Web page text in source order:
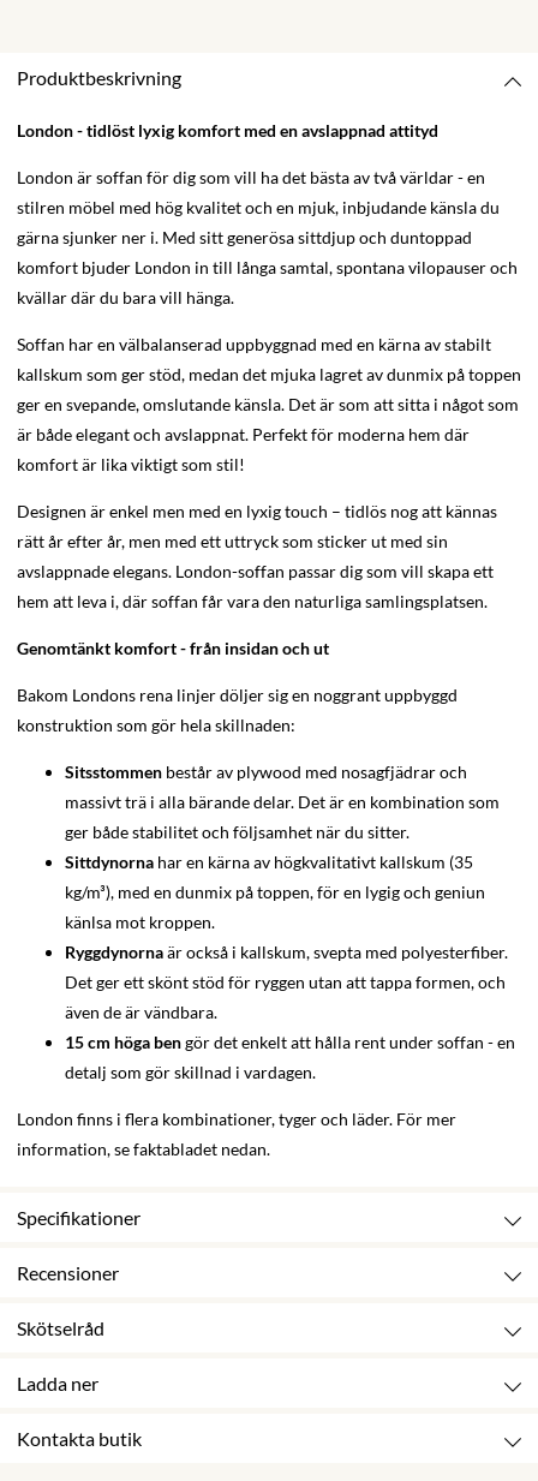
Produktbeskrivning
London - tidlöst lyxig komfort med en avslappnad attityd
London är soffan för dig som vill ha det bästa av två världar - en
stilren möbel med hög kvalitet och en mjuk, inbjudande känsla du
gärna sjunker ner i. Med sitt generösa sittdjup och duntoppad
komfort bjuder London in till långa samtal, spontana vilopauser och
kvällar där du bara vill hänga.
Soffan har en välbalanserad uppbyggnad med en kärna av stabilt
kallskum som ger stöd, medan det mjuka lagret av dunmix på toppen
ger en svepande, omslutande känsla. Det är som att sitta i något som
är både elegant och avslappnat. Perfekt för moderna hem där
komfort är lika viktigt som stil!
Designen är enkel men med en lyxig touch – tidlös nog att kännas
rätt år efter år, men med ett uttryck som sticker ut med sin
avslappnade elegans. London-soffan passar dig som vill skapa ett
hem att leva i, där soffan får vara den naturliga samlingsplatsen.
Genomtänkt komfort - från insidan och ut
Bakom Londons rena linjer döljer sig en noggrant uppbyggd
konstruktion som gör hela skillnaden:
Sitsstommen består av plywood med nosagfjädrar och
massivt trä i alla bärande delar. Det är en kombination som
ger både stabilitet och följsamhet när du sitter.
Sittdynorna har en kärna av högkvalitativt kallskum (35
kg/m³), med en dunmix på toppen, för en lygig och geniun
känlsa mot kroppen.
Ryggdynornaär också i kallskum, svepta med polyesterfiber.
Det ger ett skönt stöd för ryggen utan att tappa formen, och
även de är vändbara.
15 cm höga bengör det enkelt att hålla rent under soffan - en
detalj som gör skillnad i vardagen.
London finns i flera kombinationer, tyger och läder. För mer
information, se faktabladet nedan.
Specifikationer
Recensioner
Skötselråd
Ladda ner
Kontakta butik